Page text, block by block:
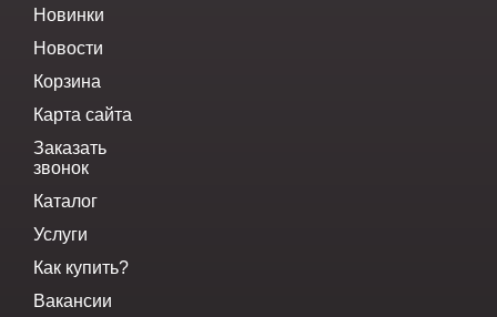
Новинки
Новости
Корзина
Карта сайта
Заказать
звонок
Каталог
Услуги
Как купить?
Вакансии